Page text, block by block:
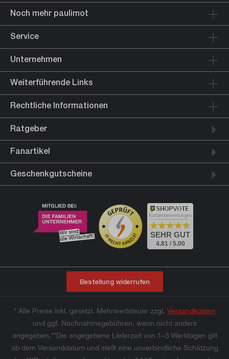
Noch mehr paulimot
Service
Unternehmen
Weiterführende Links
Rechtliche Informationen
Ratgeber
Fanartikel
Geschenkgutscheine
Kundenbewertungen
SEHR GUT
4.81 / 5.00
Bestellung widerrufen
* Alle Preise inkl. gesetzl. Mehrwertsteuer zzgl. Versandkosten
und ggf. Nachnahmegebühren, wenn nicht anders
angegeben.**Die angegebene Lieferzeit von 1–3 Werktagen gilt
ab dem Versanddatum und stellt eine unverbindliche Schätzung